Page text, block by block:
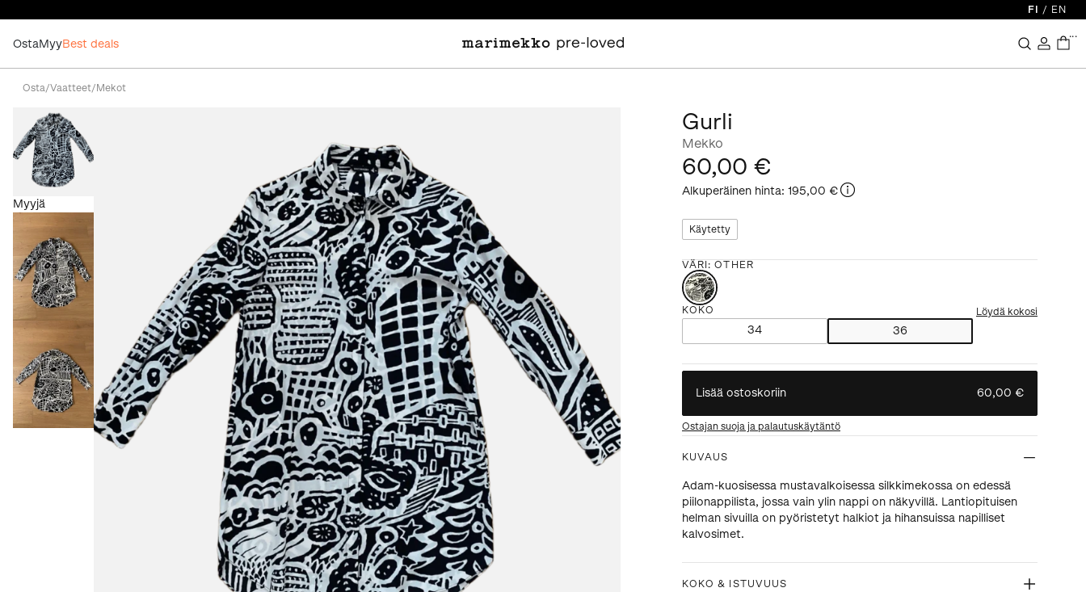
FI / EN
OstaMyyBest deals
...
Osta/Vaatteet/ Mekot
Myyjä
Gurli
Mekko
60,00 €
Alkuperäinen hinta: 195,00 €
Käytetty
VÄRI :OTHER
KOKO Löydä kokosi
34 36
Lisää ostoskoriin 60,00 €
Ostajan suoja ja palautuskäytäntö
KUVAUS
Adam-kuosisessa mustavalkoisessa silkkimekossa on edessä
piilonappilista, jossa vain ylin nappi on näkyvillä. Lantiopituisen
helman sivuilla on pyöristetyt halkiot ja hihansuissa napilliset
kalvosimet.
KOKO & ISTUVUUS